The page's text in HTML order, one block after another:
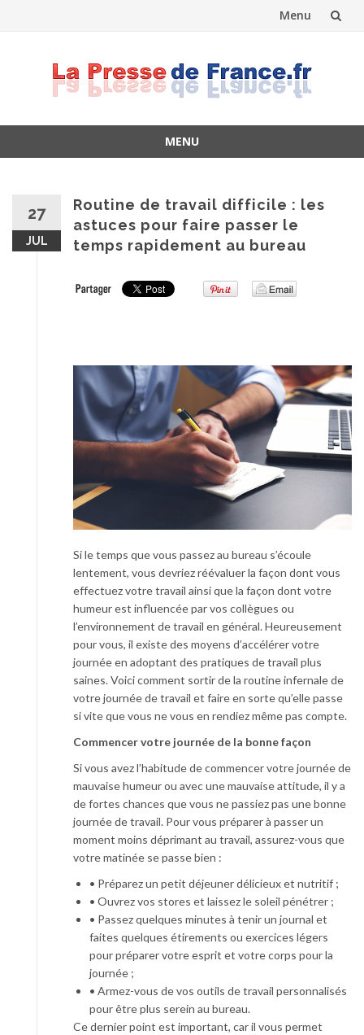
Menu
MENU
27
JUL
Routine de travail difficile : les
astuces pour faire passer le
temps rapidement au bureau
Si le temps que vous passez au bureau s’écoule
lentement, vous devriez réévaluer la façon dont vous
effectuez votre travail ainsi que la façon dont votre
humeur est influencée par vos collègues ou
l’environnement de travail en général. Heureusement
pour vous, il existe des moyens d’accélérer votre
journée en adoptant des pratiques de travail plus
saines. Voici comment sortir de la routine infernale de
votre journée de travail et faire en sorte qu’elle passe
si vite que vous ne vous en rendiez même pas compte.
Commencer votre journée de la bonne façon
Si vous avez l’habitude de commencer votre journée de
mauvaise humeur ou avec une mauvaise attitude, il y a
de fortes chances que vous ne passiez pas une bonne
journée de travail. Pour vous préparer à passer un
moment moins déprimant au travail, assurez-vous que
votre matinée se passe bien :
• Préparez un petit déjeuner délicieux et nutritif ;
• Ouvrez vos stores et laissez le soleil pénétrer ;
• Passez quelques minutes à tenir un journal et
faites quelques étirements ou exercices légers
pour préparer votre esprit et votre corps pour la
journée ;
• Armez-vous de vos outils de travail personnalisés
pour être plus serein au bureau.
Ce dernier point est important, car il vous permet